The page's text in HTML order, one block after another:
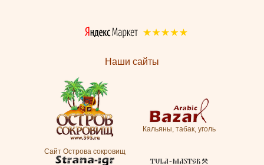
Наши сайты
Сайт Острова сокровищ
Кальяны, табак, уголь